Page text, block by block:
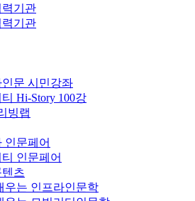
기관
기관
문 시민강좌
Hi-Story 100강
빙랩
인문페어
티 인문페어
츠
우는 인프라인문학